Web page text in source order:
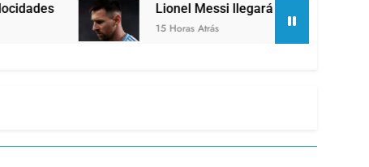
Lionel Messi llegará a Rosario para
15 Horas Atrás